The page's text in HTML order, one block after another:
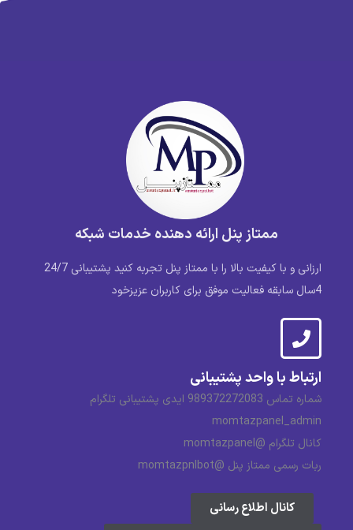
ممتاز پنل ارائه دهنده خدمات شبکه
ارزانی و با کیفیت بالا را با ممتاز پنل تجربه کنید پشتیبانی 24/7
4سال سابقه فعالیت موفق برای کاربران عزیزخود
ارتباط با واحد پشتیبانی
شماره تماس 989372272083 ایدی پشتیبانی تلگرام
momtazpanel_admin
کانال تلگرام @momtazpanel
ربات رسمی ممتاز پنل @momtazpnlbot
کانال اطلاع رسانی